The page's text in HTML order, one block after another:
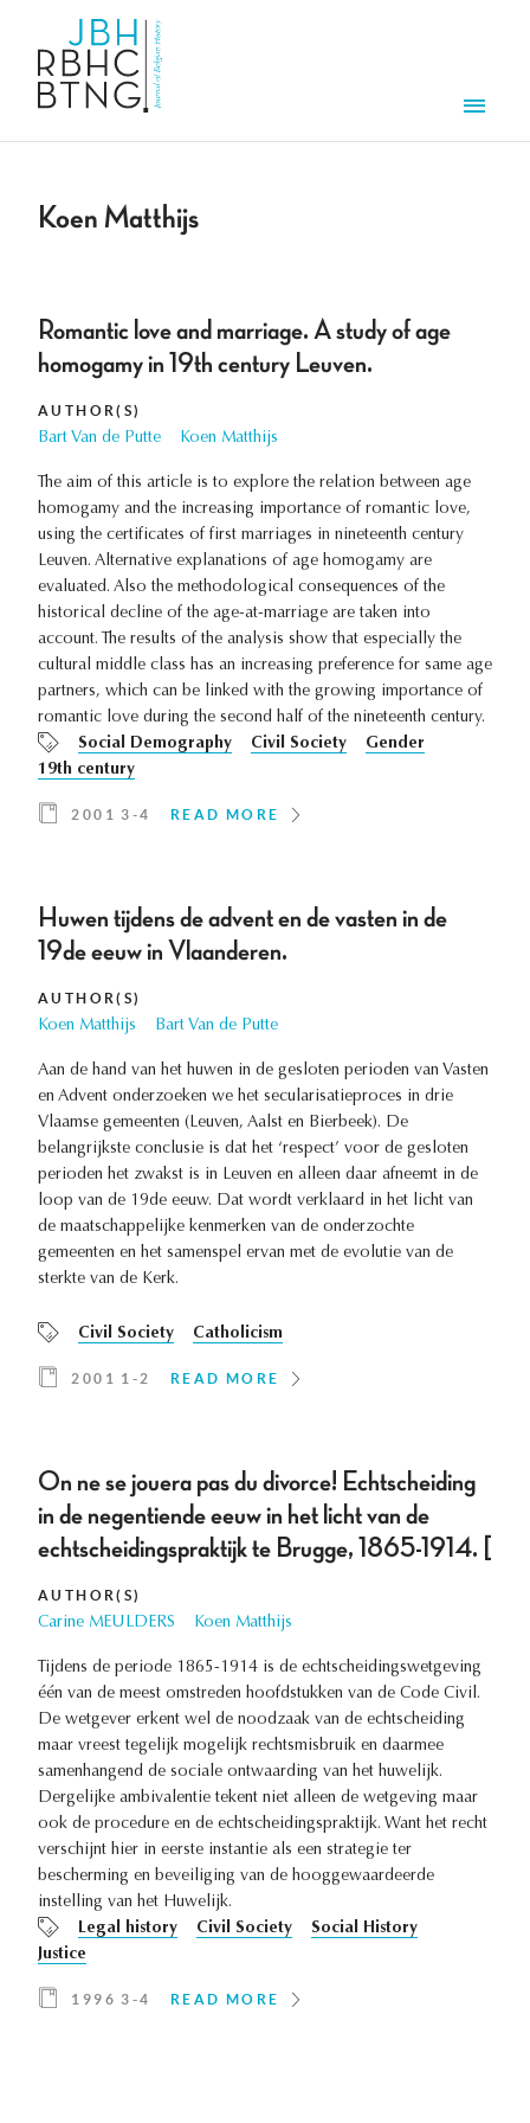
Koen Matthijs
Romantic love and marriage. A study of age
homogamy in 19th century Leuven.
AUTHOR(S)
Bart Van de Putte Koen Matthijs
The aim of this article is to explore the relation between age
homogamy and the increasing importance of romantic love,
using the certificates of first marriages in nineteenth century
Leuven. Alternative explanations of age homogamy are
evaluated. Also the methodological consequences of the
historical decline of the age-at-marriage are taken into
account. The results of the analysis show that especially the
cultural middle class has an increasing preference for same age
partners, which can be linked with the growing importance of
romantic love during the second half of the nineteenth century.
Social Demography
Civil Society
Gender
19th century
2001 3-4 READ MORE
Huwen tijdens de advent en de vasten in de
19de eeuw in Vlaanderen.
AUTHOR(S)
Koen Matthijs Bart Van de Putte
Aan de hand van het huwen in de gesloten perioden van Vasten
en Advent onderzoeken we het secularisatieproces in drie
Vlaamse gemeenten (Leuven, Aalst en Bierbeek). De
belangrijkste conclusie is dat het ‘respect’ voor de gesloten
perioden het zwakst is in Leuven en alleen daar afneemt in de
loop van de 19de eeuw. Dat wordt verklaard in het licht van
de maatschappelijke kenmerken van de onderzochte
gemeenten en het samenspel ervan met de evolutie van de
sterkte van de Kerk.
Civil Society Catholicism
2001 1-2 READ MORE
On ne se jouera pas du divorce! Echtscheiding
in de negentiende eeuw in het licht van de
echtscheidingspraktijk te Brugge, 1865-1914. [
AUTHOR(S)
Carine MEULDERS Koen Matthijs
Tijdens de periode 1865-1914 is de echtscheidingswetgeving
één van de meest omstreden hoofdstukken van de Code Civil.
De wetgever erkent wel de noodzaak van de echtscheiding
maar vreest tegelijk mogelijk rechtsmisbruik en daarmee
samenhangend de sociale ontwaarding van het huwelijk.
Dergelijke ambivalentie tekent niet alleen de wetgeving maar
ook de procedure en de echtscheidingspraktijk. Want het recht
verschijnt hier in eerste instantie als een strategie ter
bescherming en beveiliging van de hooggewaardeerde
instelling van het Huwelijk.
Legal history
Civil Society
Social History
Justice
1996 3-4 READ MORE